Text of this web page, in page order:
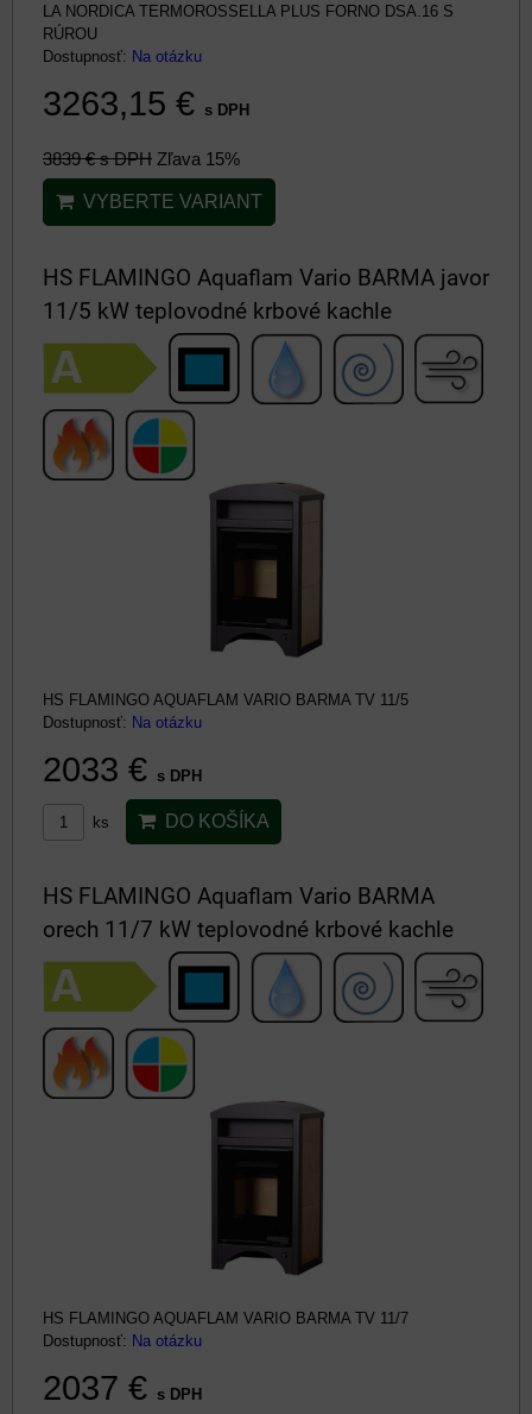
LA NORDICA TERMOROSSELLA PLUS FORNO DSA.16 S
RÚROU
Dostupnosť: Na otázku
3263,15 € s DPH
3839 €s DPH Zľava 15%
VYBERTE VARIANT
HS FLAMINGO Aquaflam Vario BARMA javor
11/5 kW teplovodné krbové kachle
HS FLAMINGO AQUAFLAM VARIO BARMA TV 11/5
Dostupnosť: Na otázku
2033 € s DPH
ks DO KOŠÍKA
HS FLAMINGO Aquaflam Vario BARMA
orech 11/7 kW teplovodné krbové kachle
HS FLAMINGO AQUAFLAM VARIO BARMA TV 11/7
Dostupnosť: Na otázku
2037 € s DPH